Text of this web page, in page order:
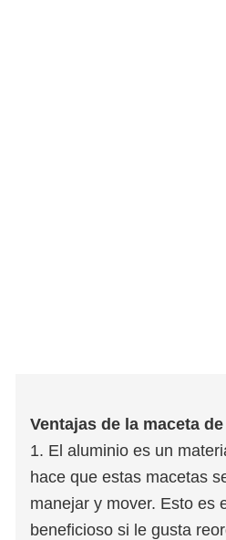
Ventajas de la maceta
1. El aluminio es un
hace que estas macetas
manejar y mover. Esto es
beneficioso si le gusta